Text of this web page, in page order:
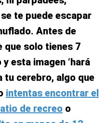
te puede escapar
Antes de
que solo tienes 7
esta imagen ‘hará
tu cerebro, algo que
intentas encontrar el
de recreo o